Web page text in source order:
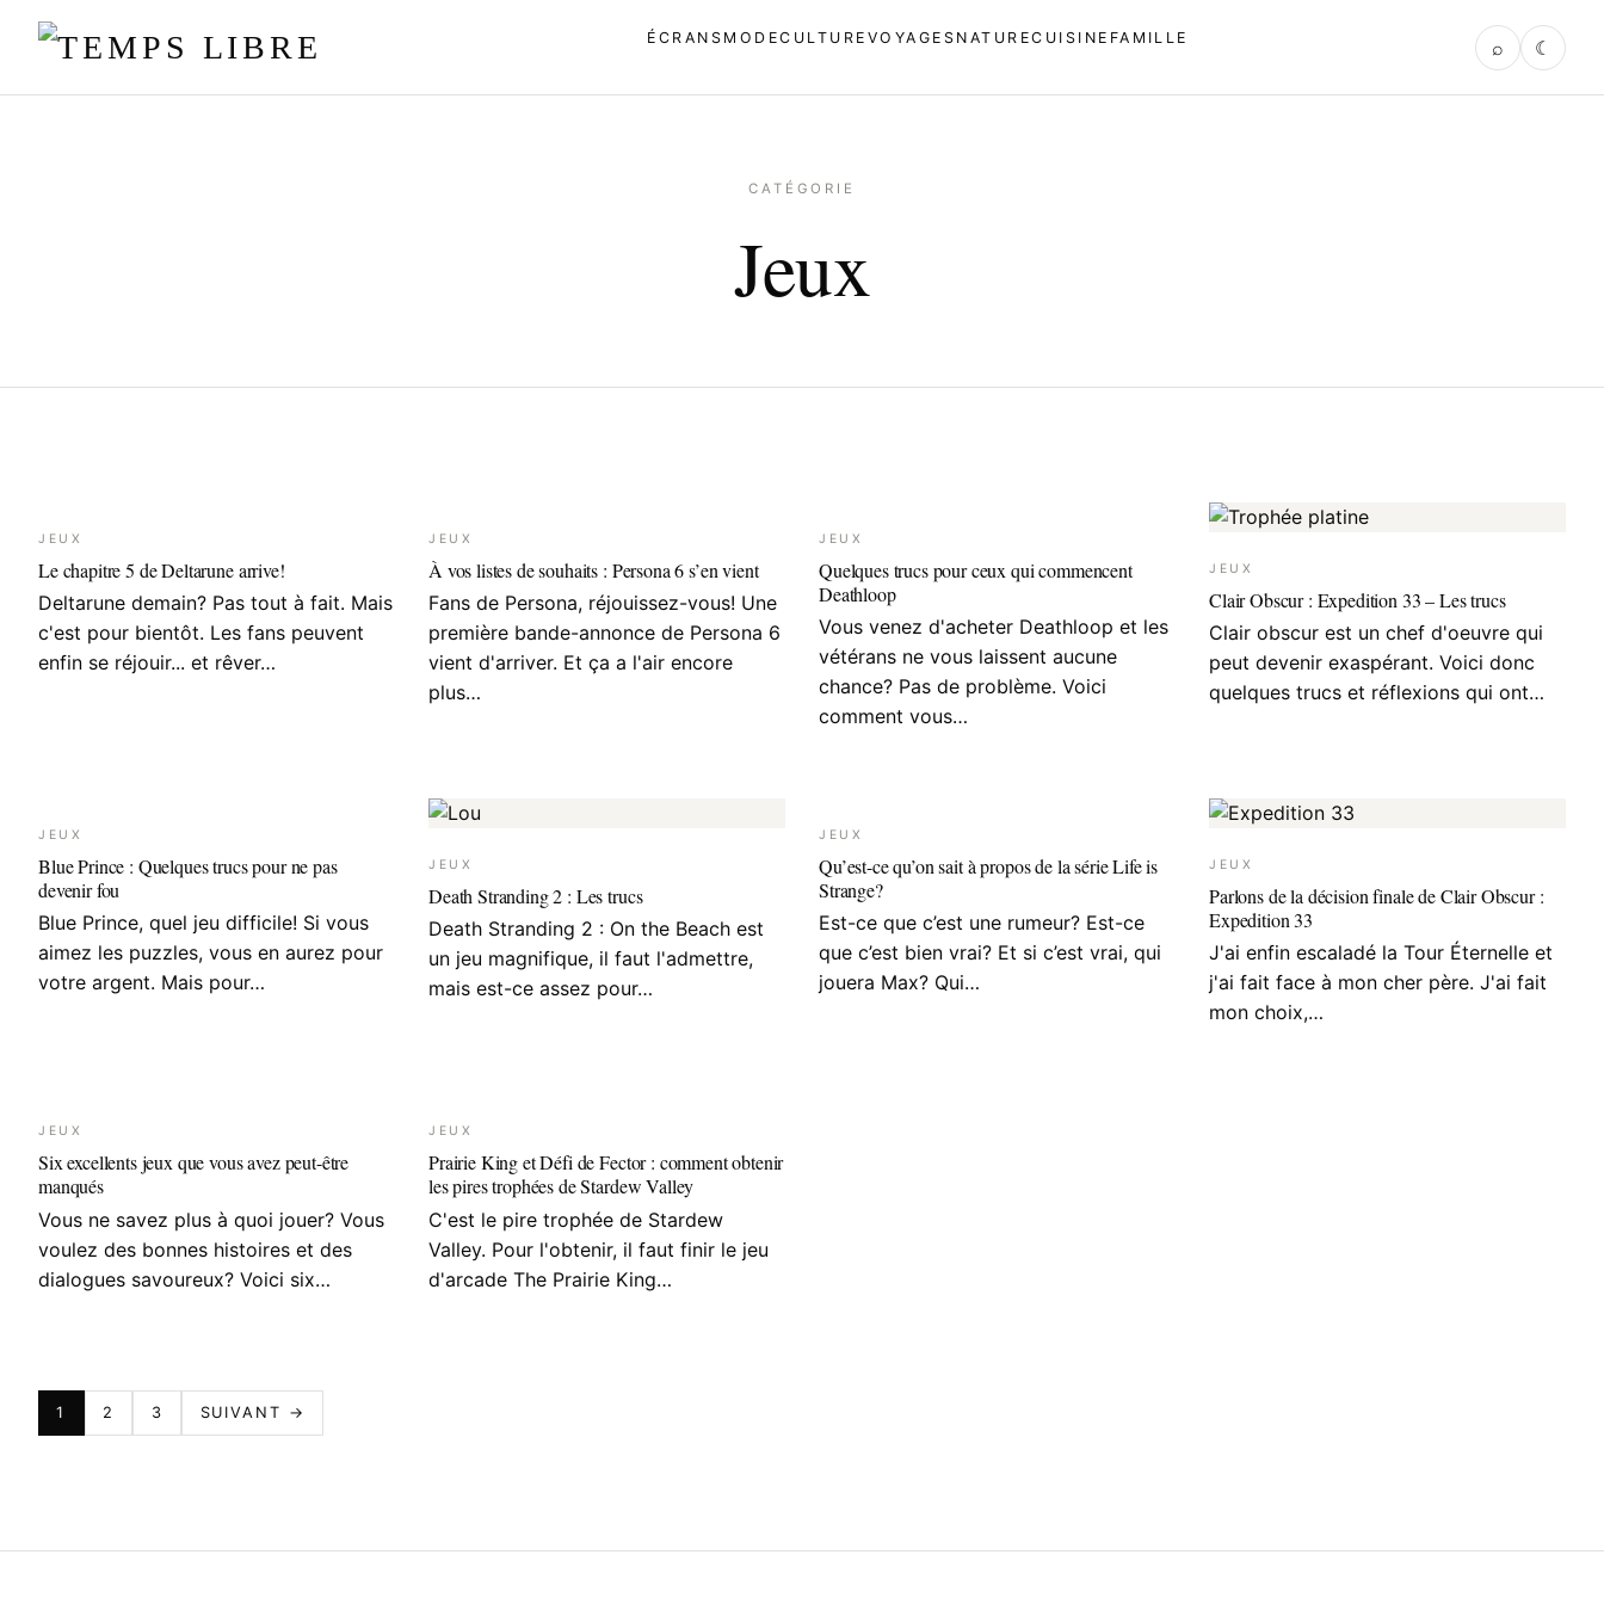
ÉCRANS MODECULTURE VOYAGES NATURECUISINE FAMILLE ⌕ ☾
CATÉGORIE
Jeux
JEUX
Le chapitre 5 de Deltarune arrive!
Deltarune demain? Pas tout à fait. Mais
c'est pour bientôt. Les fans peuvent
enfin se réjouir... et rêver…
JEUX
À vos listes de souhaits : Persona 6 s’en vient
Fans de Persona, réjouissez-vous! Une
première bande-annonce de Persona 6
vient d'arriver. Et ça a l'air encore
plus…
JEUX
Quelques trucs pour ceux qui commencent
Deathloop
Vous venez d'acheter Deathloop et les
vétérans ne vous laissent aucune
chance? Pas de problème. Voici
comment vous…
JEUX
Clair Obscur : Expedition 33 – Les trucs
Clair obscur est un chef d'oeuvre qui
peut devenir exaspérant. Voici donc
quelques trucs et réflexions qui ont…
JEUX
Blue Prince : Quelques trucs pour ne pas
devenir fou
Blue Prince, quel jeu difficile! Si vous
aimez les puzzles, vous en aurez pour
votre argent. Mais pour…
JEUX
Death Stranding 2 : Les trucs
Death Stranding 2 : On the Beach est
un jeu magnifique, il faut l'admettre,
mais est-ce assez pour…
JEUX
Qu’est-ce qu’on sait à propos de la série Life is
Strange?
Est-ce que c’est une rumeur? Est-ce
que c’est bien vrai? Et si c’est vrai, qui
jouera Max? Qui…
JEUX
Parlons de la décision finale de Clair Obscur :
Expedition 33
J'ai enfin escaladé la Tour Éternelle et
j'ai fait face à mon cher père. J'ai fait
mon choix,…
JEUX
Six excellents jeux que vous avez peut-être
manqués
Vous ne savez plus à quoi jouer? Vous
voulez des bonnes histoires et des
dialogues savoureux? Voici six…
JEUX
Prairie King et Défi de Fector : comment obtenir
les pires trophées de Stardew Valley
C'est le pire trophée de Stardew
Valley. Pour l'obtenir, il faut finir le jeu
d'arcade The Prairie King…
PAGINATION
DES
1 2 3 SUIVANT →